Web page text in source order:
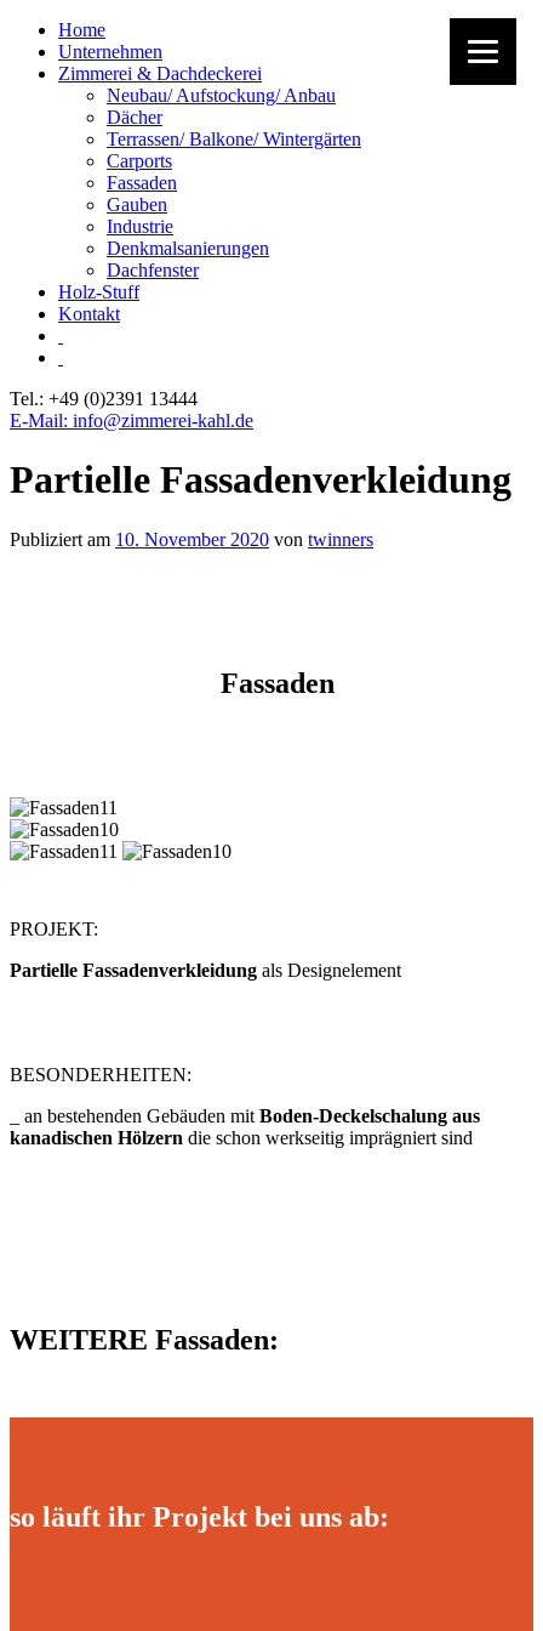
Home
Unternehmen
Zimmerei & Dachdeckerei
Neubau/ Aufstockung/ Anbau
Dächer
Terrassen/ Balkone/ Wintergärten
Carports
Fassaden
Gauben
Industrie
Denkmalsanierungen
Dachfenster
Holz-Stuff
Kontakt
Tel.: +49 (0)2391 13444
E-Mail: info@zimmerei-kahl.de
Partielle Fassadenverkleidung
Publiziert am 10. November 2020 von twinners
Fassaden
PROJEKT:
Partielle Fassadenverkleidung als Designelement
BESONDERHEITEN:
_ an bestehenden Gebäuden mit Boden-Deckelschalung aus
kanadischen Hölzern die schon werkseitig imprägniert sind
WEITERE Fassaden:
so läuft ihr Projekt bei uns ab: